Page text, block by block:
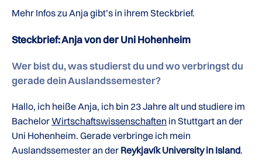
Mehr Infos zu Anja gibt’s in ihrem Steckbrief.
Steckbrief: Anja von der Uni Hohenheim
Wer bist du, was studierst du und wo verbringst du
gerade dein Auslandssemester?
Hallo, ich heiße Anja, ich bin 23 Jahre alt und studiere im
BachelorWirtschaftswissenschaften in Stuttgart an der
Uni Hohenheim. Gerade verbringe ich mein
Auslandssemester an der Reykjavík University in Island.